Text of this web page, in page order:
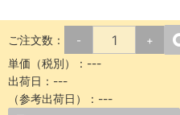
ご注文数： - +
単価（税別）： ---
出荷日： ---
（参考出荷日）： ---